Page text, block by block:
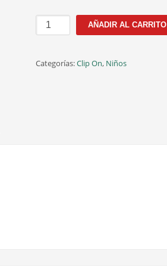
GSUN11
C.2
cantidad
AÑADIR AL CARRITO
Categorías:Clip On, Niños